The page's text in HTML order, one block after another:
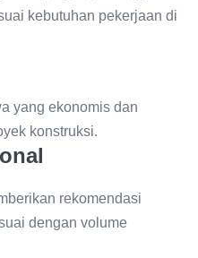
kebutuhan pekerjaan di
yang ekonomis dan
konstruksi.
rekomendasi
dengan volume